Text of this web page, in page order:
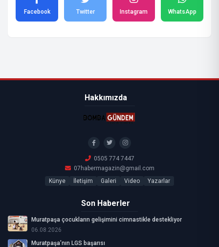
Facebook Twitter Instagram WhatsApp
Hakkımızda
0505 774 7447
07habermagazin@gmail.com
Künye
İletişim Galeri Video Yazarlar
Son Haberler
Muratpaşa çocukların gelişimini cimnastikle destekliyor
06.08.2026
Muratpaşa’nın LGS başarısı